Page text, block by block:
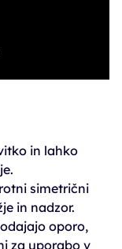
in lahko
simetrični
in nadzor.
oporo,
za uporabo v